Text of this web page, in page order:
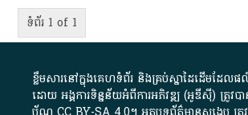
ទំព័រ 1 of 1
ខ្លឹមសារ​នៅ​ក្នុង​គេហទំព័រ និង​គ្រប់​ស្នា​ដៃ​ដើម​ដែល​
ដោយ​ អង្គការ​ទិន្នន័យ​អំពី​ការអភិវឌ្ឍ​​ (អូ​ឌី​ស៊ី)​ ត្រូវ​បា